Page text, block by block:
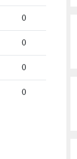
0
0
0
0